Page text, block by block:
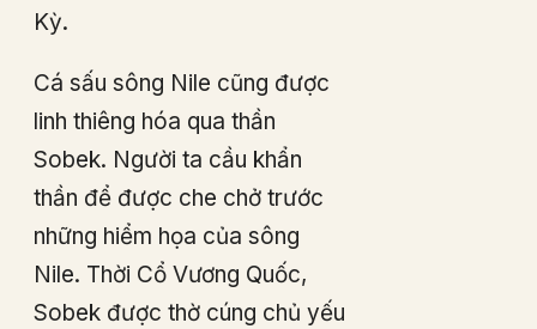
Kỳ.
Cá sấu sông Nile cũng được
linh thiêng hóa qua thần
Sobek. Người ta cầu khẩn
thần để được che chở trước
những hiểm họa của sông
Nile. Thời Cổ Vương Quốc,
Sobek được thờ cúng chủ yếu